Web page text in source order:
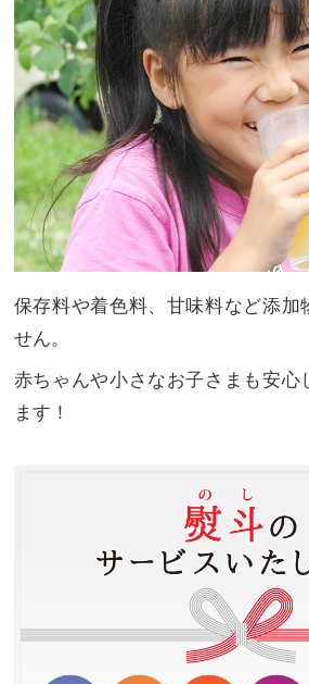
保存料や着色料、甘味料など添加
せん。
赤ちゃんや小さなお子さまも安心
ます！